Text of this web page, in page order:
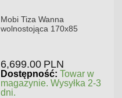
Mobi Tiza Wanna
wolnostojąca 170x85
6,699.00 PLN
Dostępność: Towar w
magazynie. Wysyłka 2-3
dni.